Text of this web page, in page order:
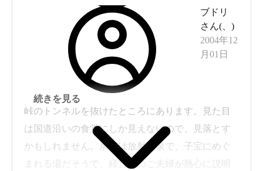
ブドリ
さん(
)
2004年12
月01日
峠のトンネルを抜けたところにあります。見た目
は国道沿いの食堂にしか見えないので、見落とす
かもしれません。泉質は放射能泉で、子宝にめぐ
まれる湯だそうで、経営者のご夫婦が熱心に説明
続きを見る